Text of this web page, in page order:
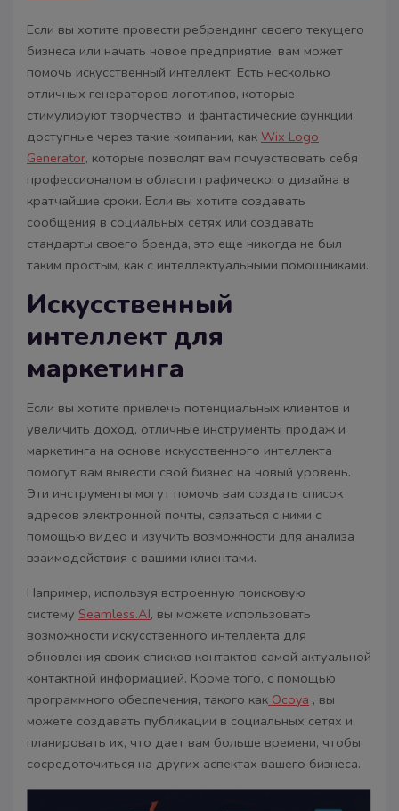
Если вы хотите провести ребрендинг своего текущего
бизнеса или начать новое предприятие, вам может
помочь искусственный интеллект. Есть несколько
отличных генераторов логотипов, которые
стимулируют творчество, и фантастические функции,
доступные через такие компании, как Wix Logo
Generator, которые позволят вам почувствовать себя
профессионалом в области графического дизайна в
кратчайшие сроки. Если вы хотите создавать
сообщения в социальных сетях или создавать
стандарты своего бренда, это еще никогда не был
таким простым, как с интеллектуальными помощниками.
Искусственный
интеллект для
маркетинга
Если вы хотите привлечь потенциальных клиентов и
увеличить доход, отличные инструменты продаж и
маркетинга на основе искусственного интеллекта
помогут вам вывести свой бизнес на новый уровень.
Эти инструменты могут помочь вам создать список
адресов электронной почты, связаться с ними с
помощью видео и изучить возможности для анализа
взаимодействия с вашими клиентами.
Например, используя встроенную поисковую
систему Seamless.AI, вы можете использовать
возможности искусственного интеллекта для
обновления своих списков контактов самой актуальной
контактной информацией. Кроме того, с помощью
программного обеспечения, такого как Ocoya , вы
можете создавать публикации в социальных сетях и
планировать их, что дает вам больше времени, чтобы
сосредоточиться на других аспектах вашего бизнеса.